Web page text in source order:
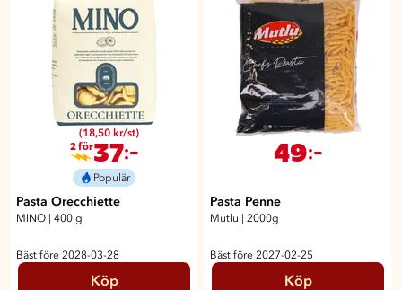
(18,50 kr/st)
2 för37:-
Populär
Pasta Orecchiette
MINO | 400 g
Bäst före 2028-03-28
Köp
49:-
Pasta Penne
Mutlu | 2000g
Bäst före 2027-02-25
Köp